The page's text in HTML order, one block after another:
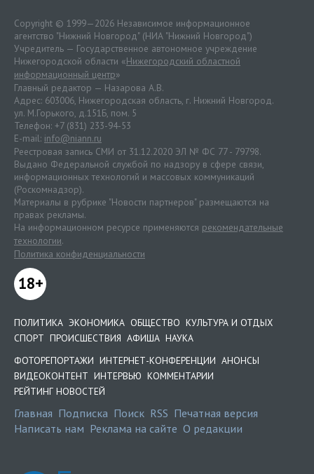
Copyright © 1999—2026 Независимое информационное
агентство "Нижний Новгород" (НИА "Нижний Новгород")
Учредитель — Государственное автономное учреждение
Нижегородской области «Нижегородский областной
информационный центр»
Главный редактор — Назарова А.В.
Адрес: 603006, Нижегородская область, г. Нижний Новгород.
ул. М.Горького, д.151Б, пом. 5
Телефон: +7 (831) 233-94-53
E-mail: info@niann.ru
Реестровая запись СМИ от 31.12.2020 ЭЛ № ФС 77 - 79798.
Выдано Федеральной службой по надзору в сфере связи,
информационных технологий и массовых коммуникаций
(Роскомнадзор).
Материалы в рубрике "Новости партнеров" размещаются на
правах рекламы.
На информационном ресурсе применяются рекомендательные
технологии.
Политика конфиденциальности
18+
ПОЛИТИКА ЭКОНОМИКА ОБЩЕСТВО КУЛЬТУРА И ОТДЫХ
СПОРТ ПРОИСШЕСТВИЯ АФИША НАУКА
ФОТОРЕПОРТАЖИ ИНТЕРНЕТ-КОНФЕРЕНЦИИ АНОНСЫ
ВИДЕОКОНТЕНТ ИНТЕРВЬЮ КОММЕНТАРИИ
РЕЙТИНГ НОВОСТЕЙ
Главная Подписка Поиск RSS Печатная версия
Написать нам Реклама на сайте О редакции